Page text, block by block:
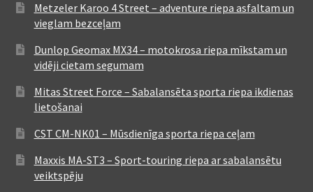
Metzeler Karoo 4 Street – adventure riepa asfaltam un
vieglam bezceļam
Dunlop Geomax MX34 – motokrosa riepa mīkstam un
vidēji cietam segumam
Mitas Street Force – Sabalansēta sporta riepa ikdienas
lietošanai
CST CM-NK01 – Mūsdienīga sporta riepa ceļam
Maxxis MA-ST3 – Sport-touring riepa ar sabalansētu
veiktspēju